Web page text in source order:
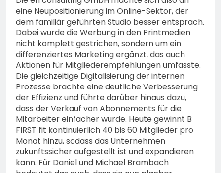
eine Neupositionierung im Online-Sektor, der
dem familiär geführten Studio besser entsprach.
Dabei wurde die Werbung in den Printmedien
nicht komplett gestrichen, sondern um ein
differenziertes Marketing ergänzt, das auch
Aktionen für Mitgliederempfehlungen umfasste.
Die gleichzeitige Digitalisierung der internen
Prozesse brachte eine deutliche Verbesserung
der Effizienz und führte darüber hinaus dazu,
dass der Verkauf von Abonnements für die
Mitarbeiter einfacher wurde. Heute gewinnt B
FIRST fit kontinuierlich 40 bis 60 Mitglieder pro
Monat hinzu, sodass das Unternehmen
zukunftssicher aufgestellt ist und expandieren
kann. Für Daniel und Michael Brambach